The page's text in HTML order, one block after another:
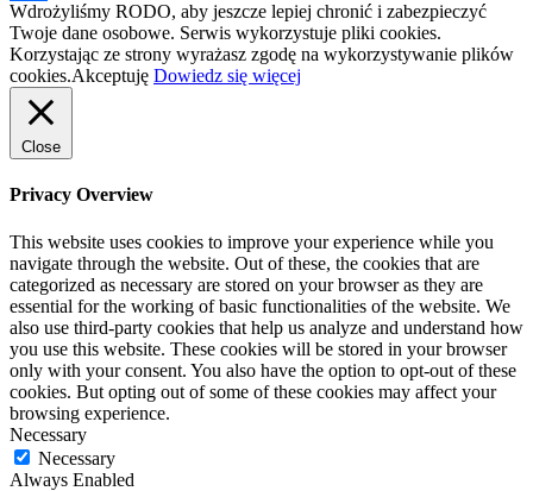
Podziel
się
Wdrożyliśmy RODO, aby jeszcze lepiej chronić i zabezpieczyć
Twoje dane osobowe. Serwis wykorzystuje pliki cookies.
Korzystając ze strony wyrażasz zgodę na wykorzystywanie plików
cookies.Akceptuję Dowiedz się więcej
Close
Privacy Overview
This website uses cookies to improve your experience while you
navigate through the website. Out of these, the cookies that are
categorized as necessary are stored on your browser as they are
essential for the working of basic functionalities of the website. We
also use third-party cookies that help us analyze and understand how
you use this website. These cookies will be stored in your browser
only with your consent. You also have the option to opt-out of these
cookies. But opting out of some of these cookies may affect your
browsing experience.
Necessary
Necessary
Always Enabled